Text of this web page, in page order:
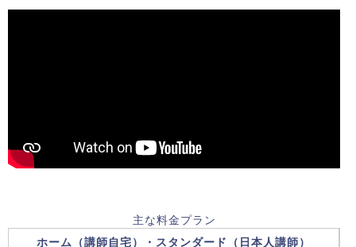
主な料金プラン
ホーム（講師自宅）・スタンダード（日本人講師）